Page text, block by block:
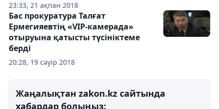
23:33, 21 ақпан 2018
20:28, 19 сәуір 2018
Бас прокуратура Талғат
Ермегияевтің «VIP-камерада»
отыруына қатысты түсініктеме
берді
Жаңалықтан zakon.kz сайтында
хабардар болыңыз: